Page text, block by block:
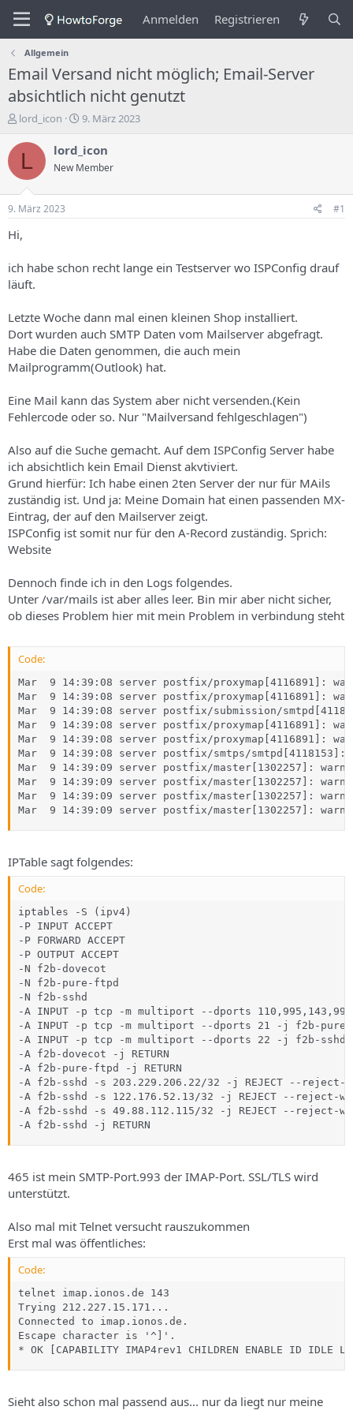
Anmelden Registrieren
Allgemein
Email Versand nicht möglich; Email-Server
absichtlich nicht genutzt
E
s
e
l
e
r
d
s
T
e
m
s
lord_icon
E
s
t
e
d
u
m
9. März 2023
L lord_icon
New Member
9. März 2023 #1
Hi,
ich habe schon recht lange ein Testserver wo ISPConfig drauf
läuft.
Letzte Woche dann mal einen kleinen Shop installiert.
Dort wurden auch SMTP Daten vom Mailserver abgefragt.
Habe die Daten genommen, die auch mein
Mailprogramm(Outlook) hat.
Eine Mail kann das System aber nicht versenden.(Kein
Fehlercode oder so. Nur "Mailversand fehlgeschlagen")
Also auf die Suche gemacht. Auf dem ISPConfig Server habe
ich absichtlich kein Email Dienst akvtiviert.
Grund hierfür: Ich habe einen 2ten Server der nur für MAils
zuständig ist. Und ja: Meine Domain hat einen passenden MX-
Eintrag, der auf den Mailserver zeigt.
ISPConfig ist somit nur für den A-Record zuständig. Sprich:
Website
Dennoch finde ich in den Logs folgendes.
Unter /var/mails ist aber alles leer. Bin mir aber nicht sicher,
ob dieses Problem hier mit mein Problem in verbindung steht
Code:
Mar  9 14:39:08 server postfix/proxymap[4116891]:
Mar  9 14:39:08 server postfix/proxymap[4116891]:
Mar  9 14:39:08 server postfix/submission/
Mar  9 14:39:08 server postfix/proxymap[4116891]:
Mar  9 14:39:08 server postfix/proxymap[4116891]:
Mar  9 14:39:08 server postfix/smtps/
Mar  9 14:39:09 server postfix/master[1302257]:
Mar  9 14:39:09 server postfix/master[1302257]:
Mar  9 14:39:09 server postfix/master[1302257]:
Mar  9 14:39:09 server postfix/master[1302257]:
IPTable sagt folgendes:
Code:
iptables -S (ipv4)
-P INPUT ACCEPT
-P FORWARD ACCEPT
-P OUTPUT ACCEPT
-N f2b-dovecot
-N f2b-pure-ftpd
-N f2b-sshd
-A INPUT -p tcp -m multiport --dports
-A INPUT -p tcp -m multiport --dports 21 -j f2b-
-A INPUT -p tcp -m multiport --dports 22 -j f2b-sshd
-A f2b-dovecot -j RETURN
-A f2b-pure-ftpd -j RETURN
-A f2b-sshd -s 203.229.206.22/32 -j REJECT --reject-
-A f2b-sshd -s 122.176.52.13/32 -j REJECT --reject-
-A f2b-sshd -s 49.88.112.115/32 -j REJECT --reject-
-A f2b-sshd -j RETURN
465 ist mein SMTP-Port.993 der IMAP-Port. SSL/TLS wird
unterstützt.
Also mal mit Telnet versucht rauszukommen
Erst mal was öffentliches:
Code:
telnet imap.ionos.de 143
Trying 212.227.15.171...
Connected to imap.ionos.de.
Escape character is '^]'.
* OK [CAPABILITY IMAP4rev1 CHILDREN ENABLE ID IDLE
Sieht also schon mal passend aus... nur da liegt nur meine